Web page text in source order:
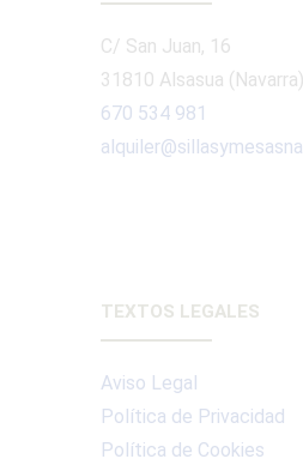
C/ San Juan, 16
31810 Alsasua (Navarra)
670 534 981
TEXTOS LEGALES
Aviso Legal
Política de Privacidad
Política de Cookies